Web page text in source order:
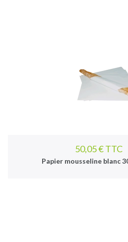
50,05 € TTC
Papier mousseline blanc